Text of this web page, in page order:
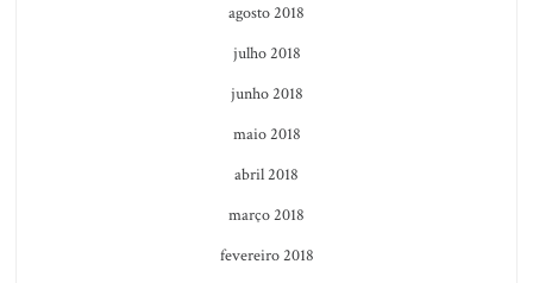
agosto 2018
julho 2018
junho 2018
maio 2018
abril 2018
março 2018
fevereiro 2018